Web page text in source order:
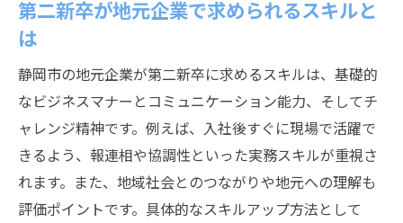
地元企業へのアプローチ方法を第二新卒向
第二新卒の効果的な自己PRと面接対策のポ
イント
静岡市企業で第二新卒が選ばれる書類作成
術
第二新卒が地元企業で求められるスキルと
は
静岡市の地元企業が第二新卒に求めるスキルは、基礎的
なビジネスマナーとコミュニケーション能力、そしてチ
ャレンジ精神です。例えば、入社後すぐに現場で活躍で
きるよう、報連相や協調性といった実務スキルが重視さ
れます。また、地域社会とのつながりや地元への理解も
評価ポイントです。具体的なスキルアップ方法として